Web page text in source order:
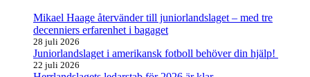
Mikael Haage återvänder till juniorlandslaget – med tre
decenniers erfarenhet i bagaget
28 juli 2026
Juniorlandslaget i amerikansk fotboll behöver din hjälp!
22 juli 2026